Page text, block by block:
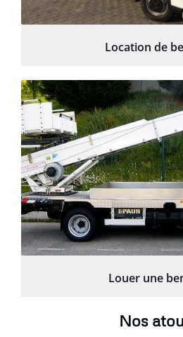
Location de
Louer une
Nos